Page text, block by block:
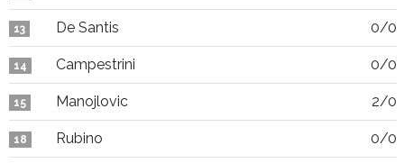
13 De Santis 0/0
14 Campestrini 0/0
15 Manojlovic 2/0
18 Rubino 0/0